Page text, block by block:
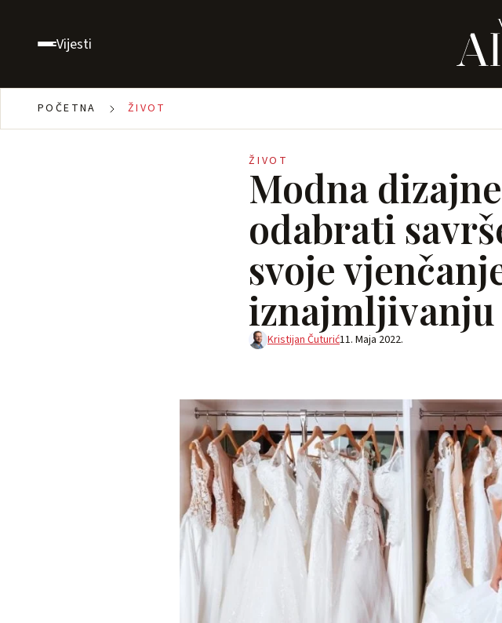
Vijesti
POČETNA ŽIVOT
ŽIVOT
Modna
odabrati
svoje
iznajmljivanju
Kristijan Čuturić11. Maja 2022.